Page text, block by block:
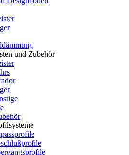
und Zubehör